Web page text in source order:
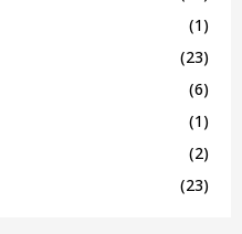
(1)
(23)
(6)
(1)
(2)
(23)